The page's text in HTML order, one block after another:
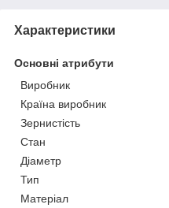
Характеристики
Основні атрибути
Виробник
Країна виробник
Зернистість
Стан
Діаметр
Тип
Матеріал